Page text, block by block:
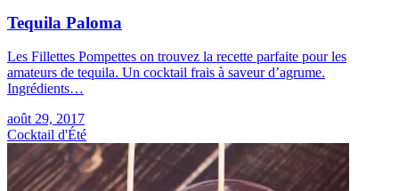
Tequila Paloma
Les Fillettes Pompettes on trouvez la recette parfaite pour les
amateurs de tequila. Un cocktail frais à saveur d’agrume.
Ingrédients…
août 29, 2017
Cocktail d'Été